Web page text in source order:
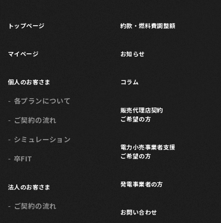
トップページ
マイページ
個人のお客さま
各プランについて
ご契約の流れ
シミュレーション
卒FIT
法人のお客さま
ご契約の流れ
約款・燃料費調整額
お知らせ
コラム
販売代理店契約
ご希望の方
電力小売事業者支援
ご希望の方
発電事業者の方
お問い合わせ